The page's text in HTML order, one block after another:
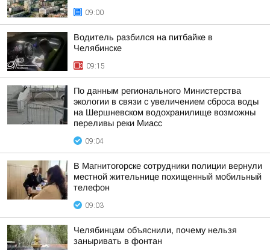
09:00
Водитель разбился на питбайке в
Челябинске
09:15
По данным регионального Министерства
экологии в связи с увеличением сброса воды
на Шершневском водохранилище возможны
переливы реки Миасс
09:04
В Магнитогорске сотрудники полиции вернули
местной жительнице похищенный мобильный
телефон
09:03
Челябинцам объяснили, почему нельзя
заныривать в фонтан